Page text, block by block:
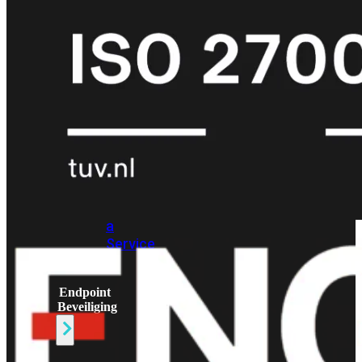
as
a
Service
bekijken
FortiCare
a
Service
Endpoint
Beveiliging